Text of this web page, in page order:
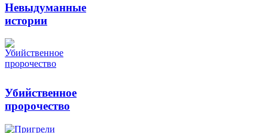
Невыдуманные
истории
Убийственное
пророчество